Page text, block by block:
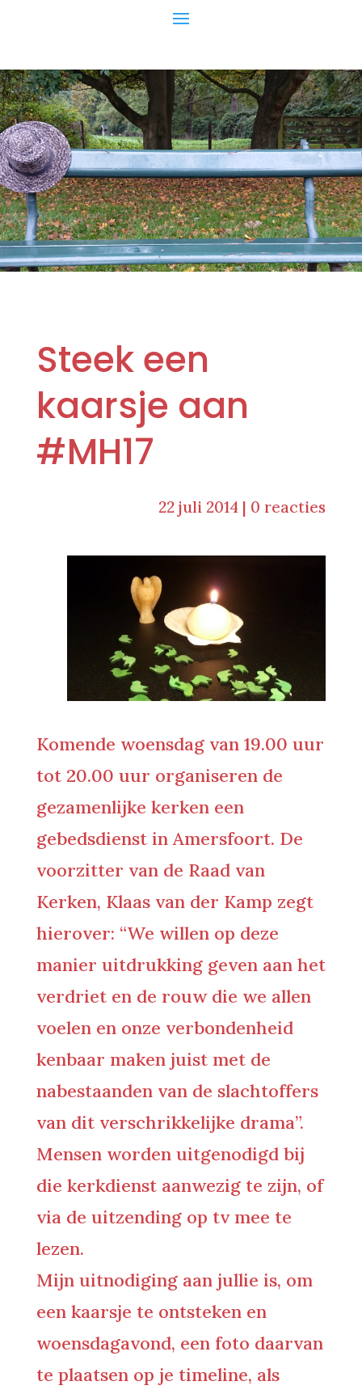
Steek een
kaarsje aan
#MH17
22 juli 2014 | 0 reacties
Komende woensdag van 19.00 uur
tot 20.00 uur organiseren de
gezamenlijke kerken een
gebedsdienst in Amersfoort. De
voorzitter van de Raad van
Kerken, Klaas van der Kamp zegt
hierover: “We willen op deze
manier uitdrukking geven aan het
verdriet en de rouw die we allen
voelen en onze verbondenheid
kenbaar maken juist met de
nabestaanden van de slachtoffers
van dit verschrikkelijke drama”.
Mensen worden uitgenodigd bij
die kerkdienst aanwezig te zijn, of
via de uitzending op tv mee te
lezen.
Mijn uitnodiging aan jullie is, om
een kaarsje te ontsteken en
woensdagavond, een foto daarvan
te plaatsen op je timeline, als